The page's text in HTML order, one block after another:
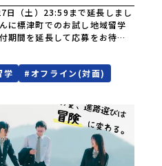
日（土）23:59まで延長しまし
に標津町でのお試し地域留学
期間を延長して応募をお待ち
イミングを逃してしまった」
歩踏み出してみませんか？※
合がございます。お早目にご
み出す、あなたの未来を応
から---------------------------
＞一万年前から続く自然と人
自然と生き物とともに生きる
一緒に体験してみませんか？
学 #オフライン(対面)